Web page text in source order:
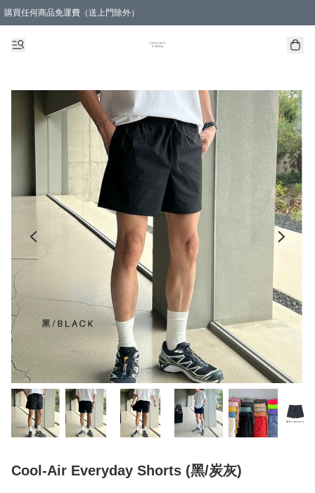
購買任何商品免運費（送上門除外）
Cool-Air Everyday Shorts (黑/炭灰)